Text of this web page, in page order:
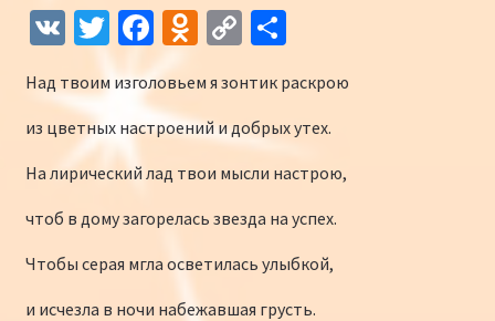
Наши участники и победители
Интернет-конкурс чтецов «Созвучие 2017»
Наши участники 2017
Страничка победителей 2017
V T
wi
tt
er
Fa
ce
b
o
o
k
O
n
o
kl
as
sn
iki
C
p
y
Li
n
k
О
п
р
а
в
и
ть
Над твоим изголовьем я зонтик раскрою
из цветных настроений и добрых утех.
На лирический лад твои мысли настрою,
чтоб в дому загорелась звезда на успех.
Чтобы серая мгла осветилась улыбкой,
и исчезла в ночи набежавшая грусть.